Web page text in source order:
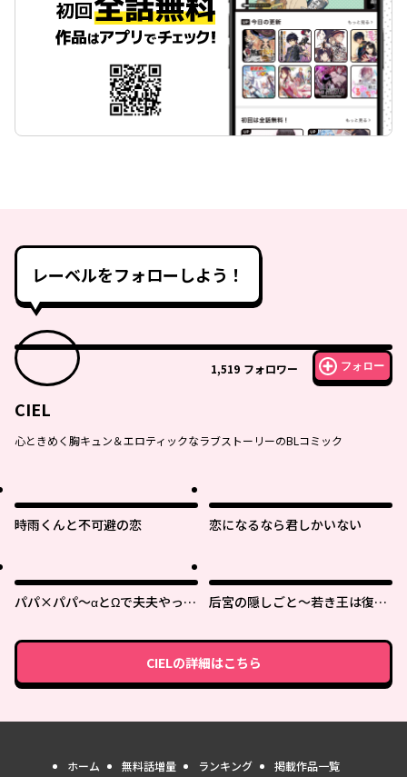
レーベルをフォローしよう！
1,519 フォロワー フォロー
CIEL
心ときめく胸キュン＆エロティックなラブストーリーのBLコミック
時雨くんと不可避の恋 恋になるなら君しかいない
パパ×パパ～αとΩで夫夫やって
后宮の隠しごと～若き王は復讐
CIELの詳細はこちら
ホーム 無料話増量 ランキング 掲載作品一覧